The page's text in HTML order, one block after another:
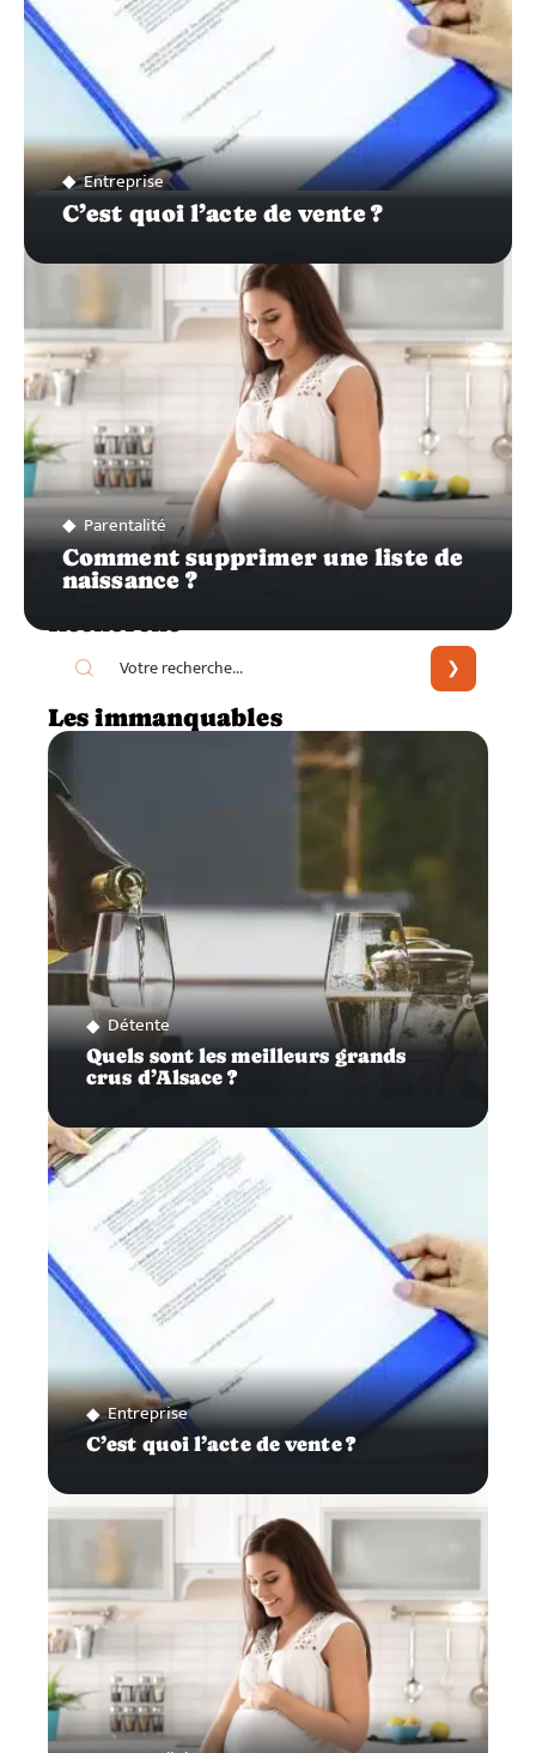
Entreprise
C’est quoi l’acte de vente ?
Parentalité
Comment supprimer une liste de
naissance ?
Recherche
Les immanquables
Détente
Quels sont les meilleurs grands
crus d’Alsace ?
Entreprise
C’est quoi l’acte de vente ?